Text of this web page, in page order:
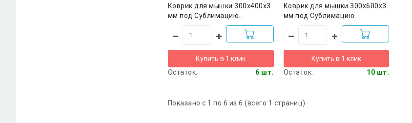
Коврик для мышки 300х400х3
мм под Сублимацию..
Купить в 1 клик
Остаток:
6 шт.
Коврик для мышки 300х600х3
мм под Сублимацию..
Купить в 1 клик
Остаток:
10 шт.
Показано с 1 по 6 из 6 (всего 1 страниц)